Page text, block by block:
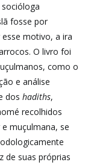
fosse por
motivo, a ira
O livro foi
como o
e análise
dos hadiths,
recolhidos
muçulmana, se
de suas próprias